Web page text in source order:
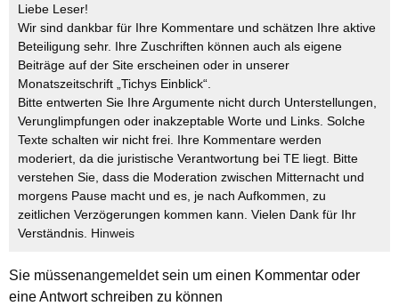
Liebe Leser!
Wir sind dankbar für Ihre Kommentare und schätzen Ihre aktive
Beteiligung sehr. Ihre Zuschriften können auch als eigene
Beiträge auf der Site erscheinen oder in unserer
Monatszeitschrift „Tichys Einblick“.
Bitte entwerten Sie Ihre Argumente nicht durch Unterstellungen,
Verunglimpfungen oder inakzeptable Worte und Links. Solche
Texte schalten wir nicht frei. Ihre Kommentare werden
moderiert, da die juristische Verantwortung bei TE liegt. Bitte
verstehen Sie, dass die Moderation zwischen Mitternacht und
morgens Pause macht und es, je nach Aufkommen, zu
zeitlichen Verzögerungen kommen kann. Vielen Dank für Ihr
Verständnis. Hinweis
Sie müssenangemeldetsein um einen Kommentar oder
eine Antwort schreiben zu können